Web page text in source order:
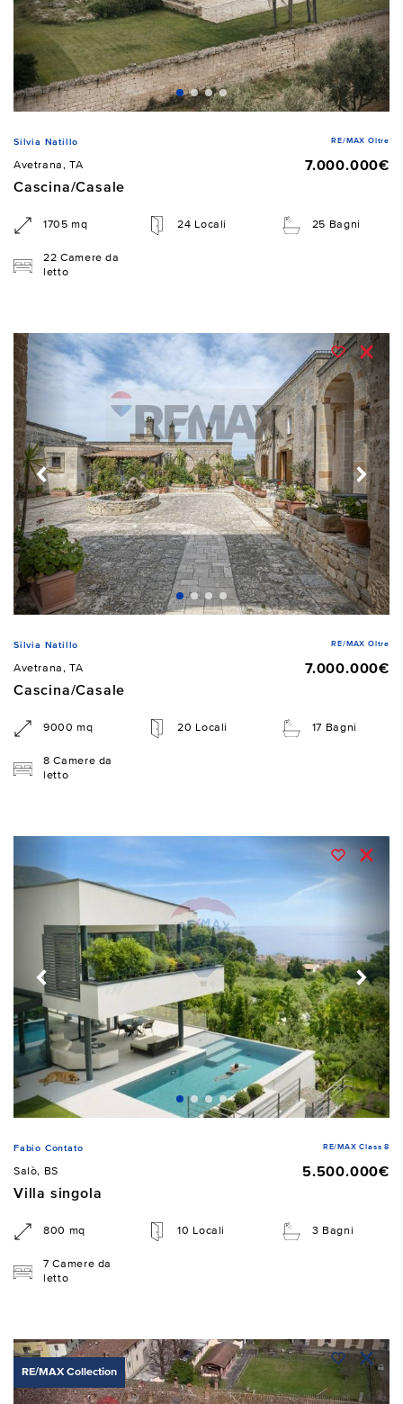
Silvia Natillo RE/MAX Oltre
Avetrana, TA
7.000.000€
Cascina/Casale
1705 mq 24 Locali 25 Bagni
22 Camere da
letto
Silvia Natillo RE/MAX Oltre
Avetrana, TA
7.000.000€
Cascina/Casale
9000 mq 20 Locali 17 Bagni
8 Camere da
letto
Fabio Contato RE/MAX Class 8
Salò, BS
5.500.000€
Villa singola
800 mq 10 Locali 3 Bagni
7 Camere da
letto
RE/MAX Collection